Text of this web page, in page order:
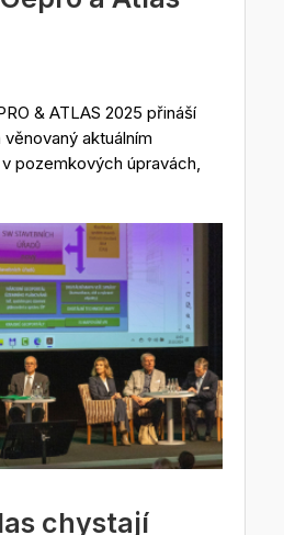
& ATLAS 2025 přináší
aktuálním
pozemkových úpravách,
chystají